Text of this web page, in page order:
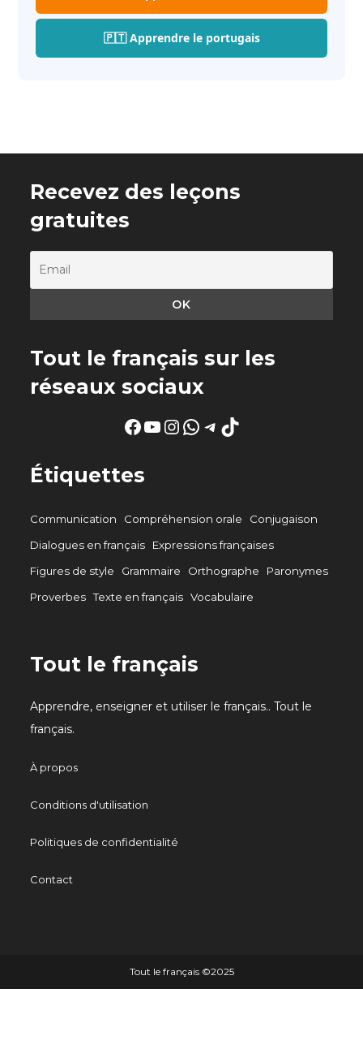
🇵🇹 Apprendre le portugais
Recevez des leçons
gratuites
Tout le français sur les
réseaux sociaux
Facebook
YouTube
Instagram
WhatsApp
Telegram
TikTok
Étiquettes
Communication Compréhension orale
Conjugaison
Dialogues en français
Expressions françaises
Figures de style
Grammaire Orthographe
Paronymes
Proverbes Texte en français Vocabulaire
Tout le français
Apprendre, enseigner et utiliser le français.. Tout le
français.
À propos
Conditions d'utilisation
Politiques de confidentialité
Contact
Tout le français ©️2025